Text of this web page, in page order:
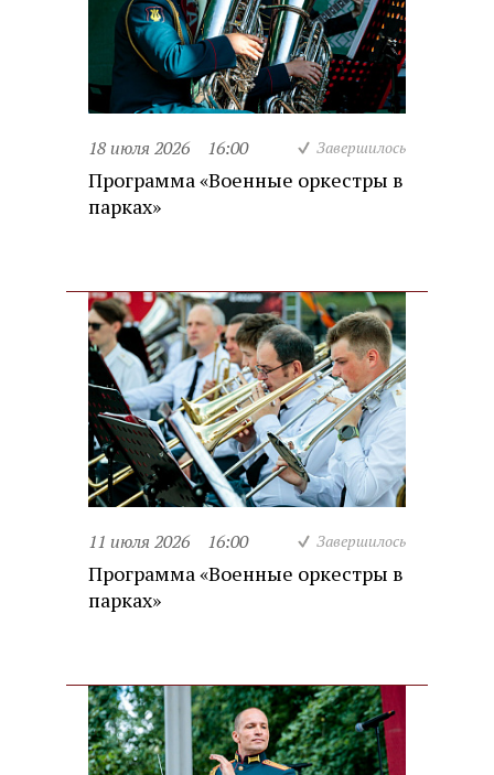
18 июля 2026 16:00 Завершилось
Программа «Военные оркестры в
парках»
11 июля 2026 16:00 Завершилось
Программа «Военные оркестры в
парках»